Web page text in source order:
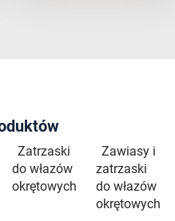
Zatrzaski
do włazów
okrętowych
Zawiasy i
zatrzaski
do włazów
okrętowych